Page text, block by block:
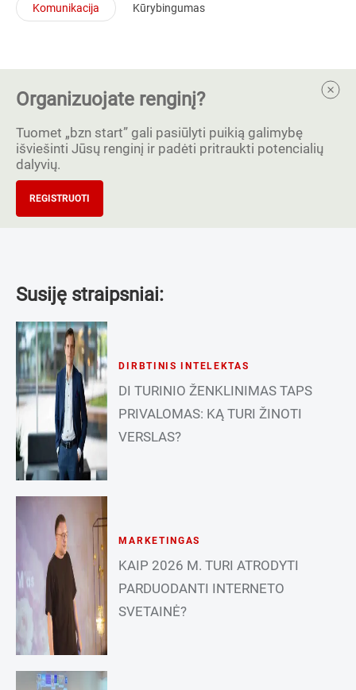
Komunikacija Kūrybingumas
Organizuojate renginį?
Tuomet „bzn start” gali pasiūlyti puikią galimybę
išviešinti Jūsų renginį ir padėti pritraukti potencialių
dalyvių.
REGISTRUOTI
Susiję straipsniai:
DIRBTINIS INTELEKTAS
DI TURINIO ŽENKLINIMAS TAPS
PRIVALOMAS: KĄ TURI ŽINOTI
VERSLAS?
MARKETINGAS
KAIP 2026 M. TURI ATRODYTI
PARDUODANTI INTERNETO
SVETAINĖ?